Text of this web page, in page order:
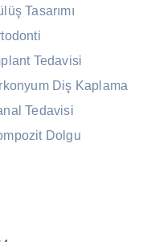
Tasarımı
Tedavisi
Diş Kaplama
Tedavisi
Dolgu